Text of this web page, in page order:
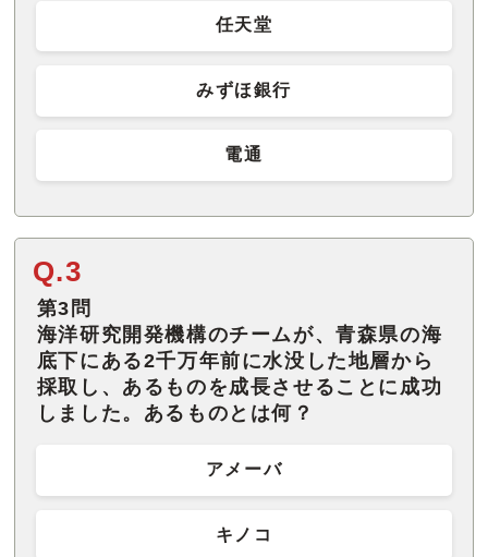
任天堂
みずほ銀行
電通
Q.3
第3問
海洋研究開発機構のチームが、青森県の海
底下にある2千万年前に水没した地層から
採取し、あるものを成長させることに成功
しました。あるものとは何？
アメーバ
キノコ